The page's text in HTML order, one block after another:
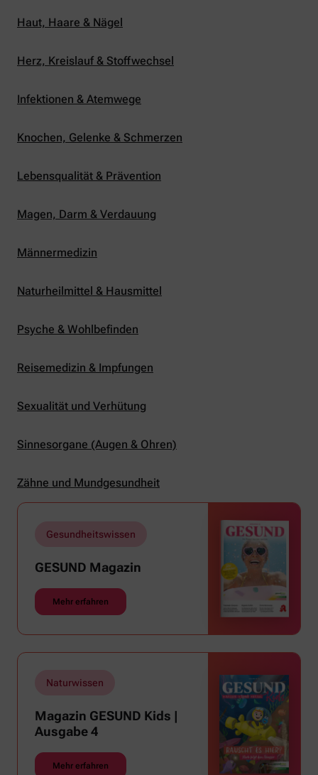
Haut, Haare & Nägel
Herz, Kreislauf & Stoffwechsel
Infektionen & Atemwege
Knochen, Gelenke & Schmerzen
Lebensqualität & Prävention
Magen, Darm & Verdauung
Männermedizin
Naturheilmittel & Hausmittel
Psyche & Wohlbefinden
Reisemedizin & Impfungen
Sexualität und Verhütung
Sinnesorgane (Augen & Ohren)
Zähne und Mundgesundheit
Gesundheitswissen
GESUND Magazin
Mehr erfahren
Naturwissen
Magazin GESUND Kids |
Ausgabe 4
Mehr erfahren